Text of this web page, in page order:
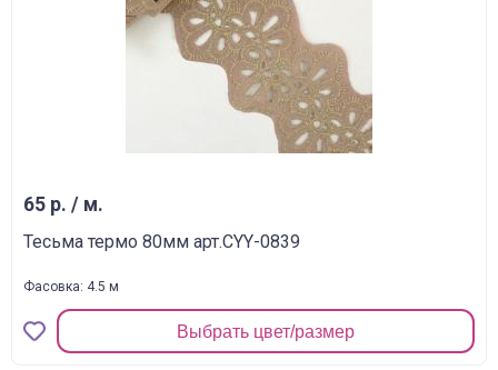
65 р. / м.
Тесьма термо 80мм арт.CYY-0839
Фасовка: 4.5 м
Выбрать цвет/размер